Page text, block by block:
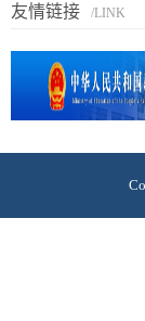
友情链接 /LINK